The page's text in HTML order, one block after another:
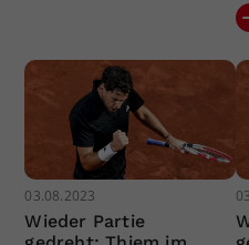
03.08.2023
Wieder Partie